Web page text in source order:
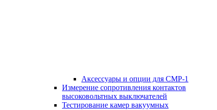
Аксессуары и опции для СМР-1
Измерение сопротивления контактов
высоковольтных выключателей
Тестирование камер вакуумных